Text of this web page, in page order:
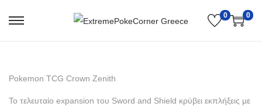
0 0
Pokemon TCG Crown Zenith
Το τελευταίο expansion του Sword and Shield κρύβει εκπλήξεις με